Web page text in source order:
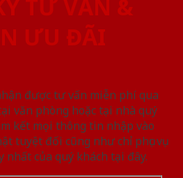
TƯ VẤN &
ƯU ĐÃI
được tư vấn miễn phí qua
văn phòng hoặc tại nhà quý
kết mọi thông tin nhập vào
tuyệt đối cũng như chỉ phục vụ
nhất của quý khách tại đây.